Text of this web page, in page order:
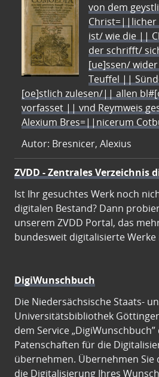
von dem
Christ=||licher
ist/ wie die ||
der schrifft/
[ue]ssen/
Teuffel ||
[oe]stlich zulesen/|| allen
vorfasset || vnd Reymweis
Alexium Bres=||nicerum
Autor: Bresnicer, Alexius
ZVDD - Zentrales Verzeichnis
Ist Ihr gesuchtes Werk noch
digitalen Bestand? Dann
unserem ZVDD Portal, das
bundesweit digitalisierte Werke
DigiWunschbuch
Die Niedersächsische Staats-
Universitätsbibliothek
dem Service
Patenschaften für die
übernehmen. Übernehmen Sie
die Digitalisierung Ihres